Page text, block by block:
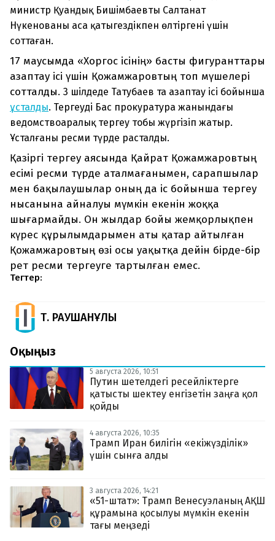
министр Қуандық Бишімбаевты Салтанат
Нүкенованы аса қатыгездікпен өлтіргені үшін
соттаған.
17 маусымда «Хоргос ісінің» басты фигуранттары
азаптау ісі үшін Қожамжаровтың топ мүшелері
сотталды. 3 шілдеде Татубаев та азаптау ісі бойынша
ұсталды. Тергеуді Бас прокуратура жанындағы
ведомствоаралық тергеу тобы жүргізіп жатыр.
Ұсталғаны ресми түрде расталды.
Қазіргі тергеу аясында Қайрат Қожамжаровтың
есімі ресми түрде аталмағанымен, сарапшылар
мен бақылаушылар оның да іс бойынша тергеу
нысанына айналуы мүмкін екенін жоққа
шығармайды. Он жылдар бойы жемқорлықпен
күрес құрылымдарымен аты қатар айтылған
Қожамжаровтың өзі осы уақытқа дейін бірде-бір
рет ресми тергеуге тартылған емес.
Тегтер:
Т. РАУШАНҰЛЫ
Оқыңыз
5 августа 2026, 10:51
Путин шетелдегі ресейліктерге
қатысты шектеу енгізетін заңға қол
қойды
4 августа 2026, 10:35
Трамп Иран билігін «екіжүзділік»
үшін сынға алды
3 августа 2026, 14:21
«51-штат»: Трамп Венесуэланың АҚШ
құрамына қосылуы мүмкін екенін
тағы меңзеді